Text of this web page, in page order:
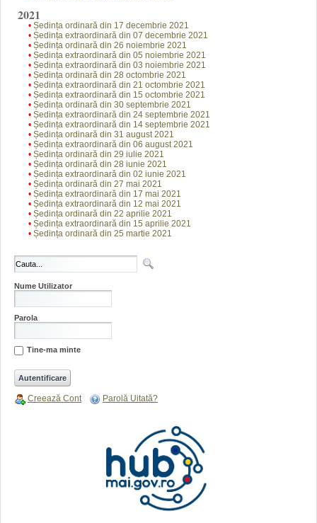
2021
• Ședința ordinară din 17 decembrie 2021
• Ședința extraordinară din 07 decembrie 2021
• Ședința ordinară din 26 noiembrie 2021
• Ședința extraordinară din 05 noiembrie 2021
• Ședința extraordinară din 03 noiembrie 2021
• Ședința ordinară din 28 octombrie 2021
• Ședința extraordinară din 21 octombrie 2021
• Ședința extraordinară din 15 octombrie 2021
• Ședința ordinară din 30 septembrie 2021
• Ședința extraordinară din 24 septembrie 2021
• Ședința extraordinară din 14 septembrie 2021
• Ședința ordinară din 31 august 2021
• Ședința extraordinară din 06 august 2021
• Ședința ordinară din 29 iulie 2021
• Ședința ordinară din 28 iunie 2021
• Ședința extraordinară din 02 iunie 2021
• Ședința ordinară din 27 mai 2021
• Ședința extraordinară din 17 mai 2021
• Ședința extraordinară din 12 mai 2021
• Ședința ordinară din 22 aprilie 2021
• Ședința extraordinară din 15 aprilie 2021
• Ședința ordinară din 25 martie 2021
Nume Utilizator
Parola
Tine-ma minte
Creează Cont Parolă Uitată?